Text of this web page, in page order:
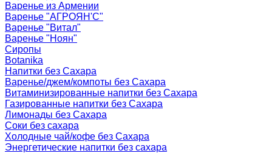
Варенье из Армении
Варенье "АГРОЯН'С"
Варенье "Витал"
Варенье "Ноян"
Сиропы
Botanika
Напитки без Сахара
Варенье/джем/компоты без Сахара
Витаминизированные напитки без Сахара
Газированные напитки без Сахара
Лимонады без Сахара
Соки без сахара
Холодные чай/кофе без Сахара
Энергетические напитки без сахара